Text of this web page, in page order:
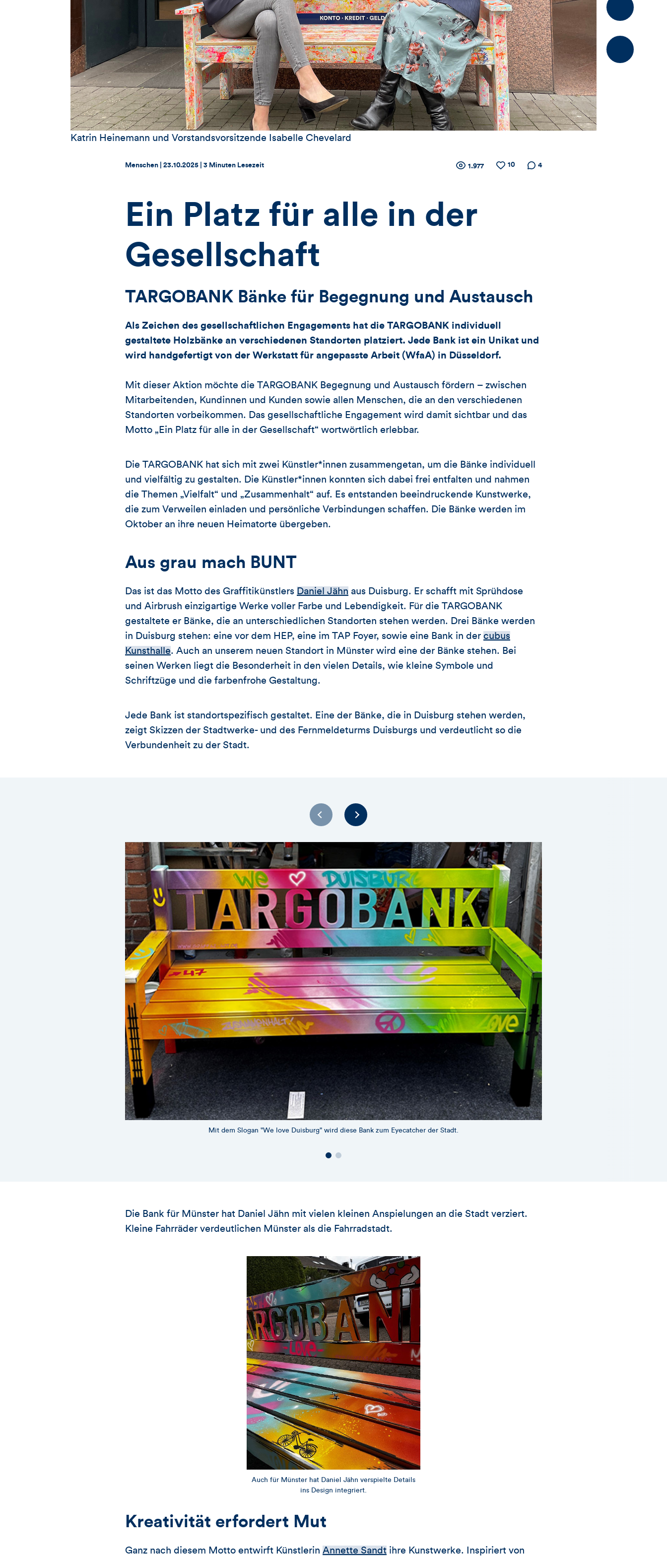
Katrin Heinemann und Vorstandsvorsitzende Isabelle Chevelard
Thema:
Menschen | Datum:
23.10.2025 3 Minuten Lesezeit
Zähler
für
Views,
und
Kommentare
dieses
Anzahl
1.977
Anzahl
10
Anzahl der
4
Ein Platz für alle in der
Gesellschaft
TARGOBANK Bänke für Begegnung und Austausch
Als Zeichen des gesellschaftlichen Engagements hat die TARGOBANK individuell
gestaltete Holzbänke an verschiedenen Standorten platziert. Jede Bank ist ein Unikat und
wird handgefertigt von der Werkstatt für angepasste Arbeit (WfaA) in Düsseldorf.
Mit dieser Aktion möchte die TARGOBANK Begegnung und Austausch fördern – zwischen
Mitarbeitenden, Kundinnen und Kunden sowie allen Menschen, die an den verschiedenen
Standorten vorbeikommen. Das gesellschaftliche Engagement wird damit sichtbar und das
Motto „Ein Platz für alle in der Gesellschaft“ wortwörtlich erlebbar.
Die TARGOBANK hat sich mit zwei Künstler*innen zusammengetan, um die Bänke individuell
und vielfältig zu gestalten. Die Künstler*innen konnten sich dabei frei entfalten und nahmen
die Themen „Vielfalt“ und „Zusammenhalt“ auf. Es entstanden beeindruckende Kunstwerke,
die zum Verweilen einladen und persönliche Verbindungen schaffen. Die Bänke werden im
Oktober an ihre neuen Heimatorte übergeben.
Aus grau mach BUNT
Das ist das Motto des Graffitikünstlers Daniel Jähn aus Duisburg. Er schafft mit Sprühdose
und Airbrush einzigartige Werke voller Farbe und Lebendigkeit. Für die TARGOBANK
gestaltete er Bänke, die an unterschiedlichen Standorten stehen werden. Drei Bänke werden
in Duisburg stehen: eine vor dem HEP, eine im TAP Foyer, sowie eine Bank in der cubus
Kunsthalle. Auch an unserem neuen Standort in Münster wird eine der Bänke stehen. Bei
seinen Werken liegt die Besonderheit in den vielen Details, wie kleine Symbole und
Schriftzüge und die farbenfrohe Gestaltung.
Jede Bank ist standortspezifisch gestaltet. Eine der Bänke, die in Duisburg stehen werden,
zeigt Skizzen der Stadtwerke- und des Fernmeldeturms Duisburgs und verdeutlicht so die
Verbundenheit zu der Stadt.
Mit dem Slogan "We love Duisburg" wird diese Bank zum Eyecatcher der Stadt.
Die Bank für Münster hat Daniel Jähn mit vielen kleinen Anspielungen an die Stadt verziert.
Kleine Fahrräder verdeutlichen Münster als die Fahrradstadt.
Auch für Münster hat Daniel Jähn verspielte Details
ins Design integriert.
Kreativität erfordert Mut
Ganz nach diesem Motto entwirft Künstlerin Annette Sandt ihre Kunstwerke. Inspiriert von